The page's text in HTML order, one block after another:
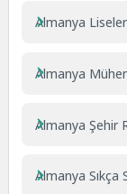
Almanya
Almanya
Almanya Şehir
Almanya Sıkça